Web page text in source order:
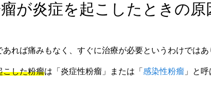
が炎症を起こしたときの原
れば痛みもなく、すぐに治療が必要というわけでは
こした粉瘤は「炎症性粉瘤」または「 感染性粉瘤 」と